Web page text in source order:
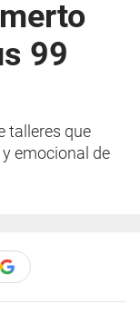
99
talleres que
emocional de